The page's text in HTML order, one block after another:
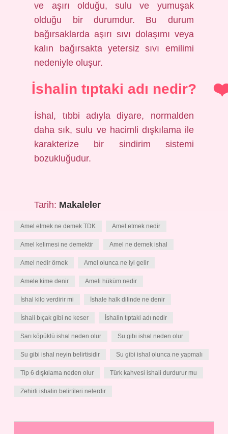
ve aşırı olduğu, sulu ve yumuşak
olduğu bir durumdur. Bu durum
bağırsaklarda aşırı sıvı dolaşımı veya
kalın bağırsakta yetersiz sıvı emilimi
nedeniyle oluşur.
İshalin tıptaki adı nedir?
İshal, tıbbi adıyla diyare, normalden
daha sık, sulu ve hacimli dışkılama ile
karakterize bir sindirim sistemi
bozukluğudur.
Tarih: Makaleler
Amel etmek ne demek TDK Amel etmek nedir
Amel kelimesi ne demektir Amel ne demek ishal
Amel nedir örnek Amel olunca ne iyi gelir
Amele kime denir Ameli hüküm nedir
İshal kilo verdirir mi İshale halk dilinde ne denir
İshali bıçak gibi ne keser İshalin tıptaki adı nedir
Sarı köpüklü ishal neden olur Su gibi ishal neden olur
Su gibi ishal neyin belirtisidir Su gibi ishal olunca ne yapmalı
Tip 6 dışkılama neden olur Türk kahvesi ishali durdurur mu
Zehirli ishalin belirtileri nelerdir